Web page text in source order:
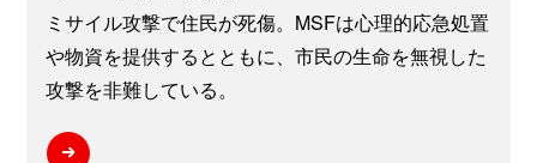
ミサイル攻撃で住民が死傷。MSFは心理的応急処置
や物資を提供するとともに、市民の生命を無視した
攻撃を非難している。